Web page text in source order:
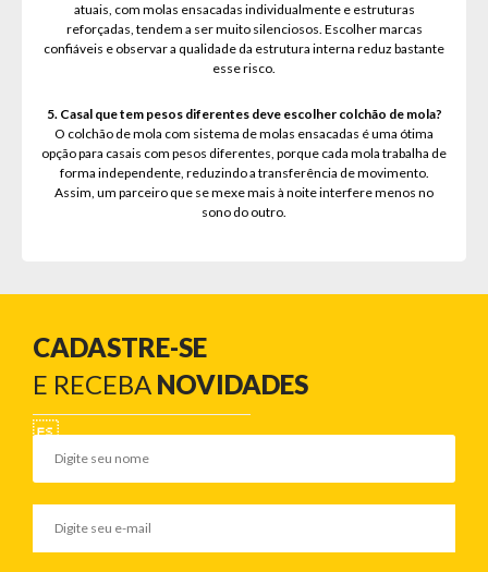
atuais, com molas ensacadas individualmente e estruturas
reforçadas, tendem a ser muito silenciosos. Escolher marcas
confiáveis e observar a qualidade da estrutura interna reduz bastante
esse risco.
5. Casal que tem pesos diferentes deve escolher colchão de mola?
O colchão de mola com sistema de molas ensacadas é uma ótima
opção para casais com pesos diferentes, porque cada mola trabalha de
forma independente, reduzindo a transferência de movimento.
Assim, um parceiro que se mexe mais à noite interfere menos no
sono do outro.
CADASTRE-SE
E RECEBA NOVIDADES